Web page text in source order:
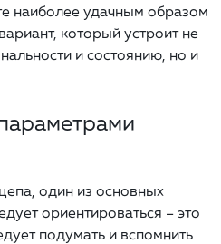
наиболее удачным образом
который устроит не
и состоянию, но и
один из основных
ориентироваться – это
подумать и вспомнить